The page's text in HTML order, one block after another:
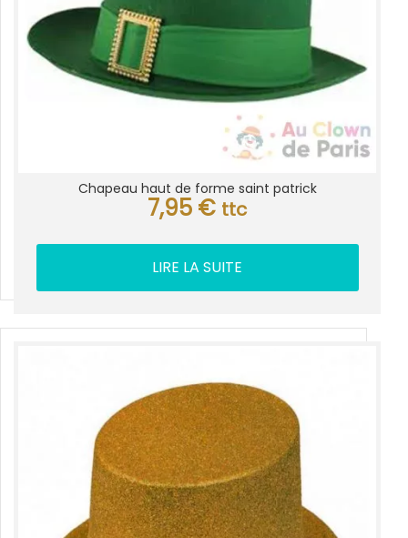
Chapeau haut de forme saint patrick
7,95 € ttc
LIRE LA SUITE